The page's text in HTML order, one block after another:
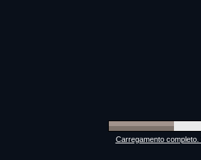
Carregamento